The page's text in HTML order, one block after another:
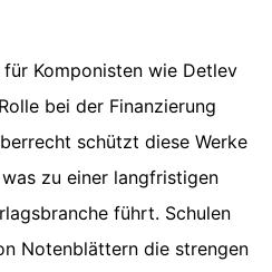
Komponisten wie Detlev
bei der Finanzierung
schützt diese Werke
zu einer langfristigen
führt. Schulen
Notenblättern die strengen